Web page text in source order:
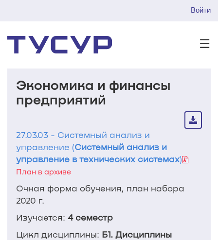
Войти
☰
Экономика и финансы
предприятий
27.03.03 - Системный анализ и
управление (Системный анализ и
управление в технических системах)
План в архиве
Очная форма обучения, план набора
2020 г.
Изучается: 4 семестр
Цикл дисциплины: Б1. Дисциплины